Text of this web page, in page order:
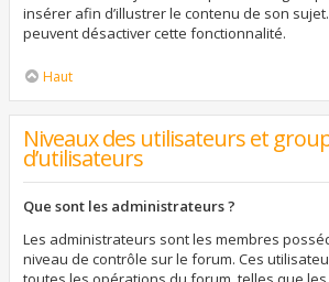
insérer afin d’illustrer le contenu de son
peuvent désactiver cette fonctionnalité.
Haut
Niveaux des utilisateurs et
d’utilisateurs
Que sont les administrateurs ?
Les administrateurs sont les membres
niveau de contrôle sur le forum. Ces